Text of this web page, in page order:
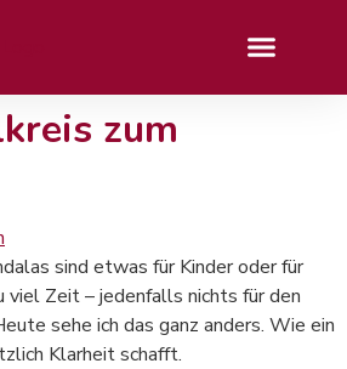
zum
sind etwas für Kinder oder für
viel Zeit – jedenfalls nichts für den
sehe ich das ganz anders. Wie ein
Klarheit schafft.